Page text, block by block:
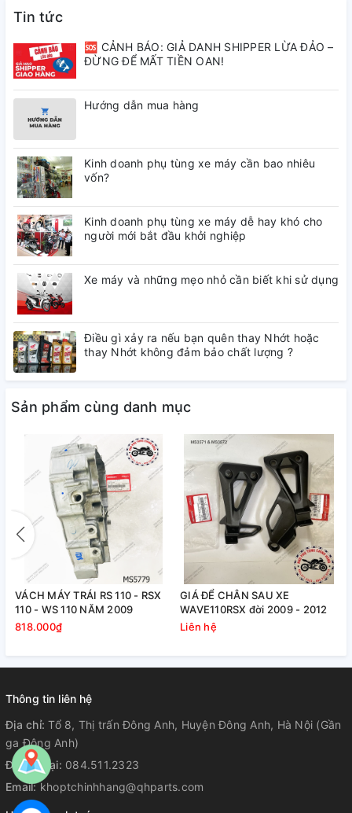
Tin tức
🆘 CẢNH BÁO: GIẢ DANH SHIPPER LỪA ĐẢO –
ĐỪNG ĐỂ MẤT TIỀN OAN!
Hướng dẫn mua hàng
Kinh doanh phụ tùng xe máy cần bao nhiêu
vốn?
Kinh doanh phụ tùng xe máy dễ hay khó cho
người mới bắt đầu khởi nghiệp
Xe máy và những mẹo nhỏ cần biết khi sử dụng
Điều gì xảy ra nếu bạn quên thay Nhớt hoặc
thay Nhớt không đảm bảo chất lượng ?
Sản phẩm cùng danh mục
VÁCH MÁY TRÁI RS 110 - RSX
110 - WS 110 NĂM 2009
818.000₫
GIÁ ĐỂ CHÂN SAU XE
WAVE110RSX đời 2009 - 2012
Liên hệ
Thông tin liên hệ
Địa chỉ:Tổ 8, Thị trấn Đông Anh, Huyện Đông Anh, Hà Nội (Gần
ga Đông Anh)
Điện thoại: 084.511.2323
Email:khoptchinhhang@qhparts.com